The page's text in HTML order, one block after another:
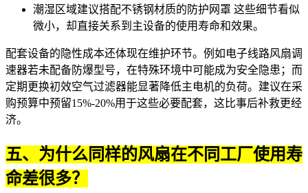
潮湿区域建议搭配不锈钢材质的防护网罩 这些细节看似
微小，却直接关系到主设备的使用寿命和效果。
配套设备的隐性成本还体现在维护环节。例如 电子线路风扇调
速器若未配备防爆型号，在特殊环境中可能成为安全隐患；而
定期更换初效空气过滤器能显著降低主电机的负荷。建议在采
购预算中预留15%-20%用于这些必要配套，这比事后补救更经
济。
五、为什么同样的风扇在不同工厂使用寿
命差很多？